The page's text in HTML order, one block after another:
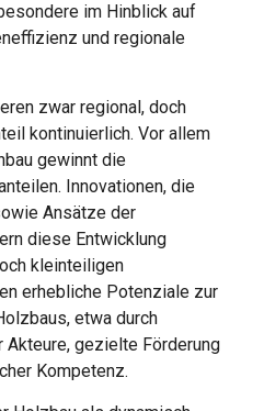
im Hinblick auf
und regionale
zwar regional, doch
kontinuierlich. Vor allem
gewinnt die
Innovationen, die
Ansätze der
diese Entwicklung
kleinteiligen
erhebliche Potenziale zur
etwa durch
gezielte Förderung
Kompetenz.